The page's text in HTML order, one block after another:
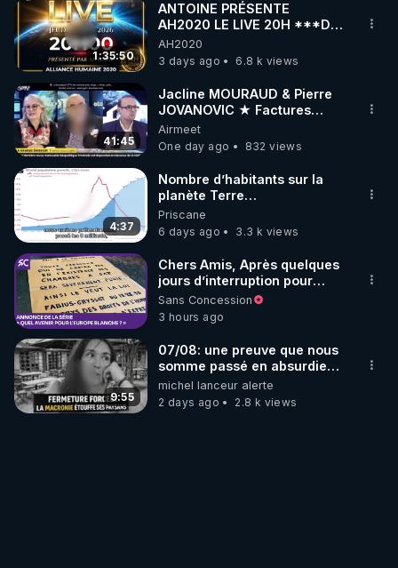
1:35:50
ANTOINE PRÉSENTE
AH2020 LE LIVE 20H ***DU
06/08/2026***
AH2020
3 days ago
6.8 k views
41:45
Jacline MOURAUD & Pierre
JOVANOVIC ★ Factures
Impayées : Où Est Passé Le
Pognon ?
Airmeet
One day ago
832 views
4:37
Nombre d’habitants sur la
planète Terre…
Priscane
6 days ago
3.3 k views
Chers Amis, Après quelques
jours d’interruption pour
clarifier ma position
concernant le nombre de
juifs disparus pendant la
Seconde Guerre mondiale,
je reprends mon travail sur
ma grande conférence
"Quel avenir pour l’Europe
blanche?" Elle compte
Sans Concession
3 hours ago
9:55
07/08: une preuve que nous
somme passé en absurdie
une dictature qui veut faire
taire ses opposant !
michel lanceur alerte
2 days ago
2.8 k views